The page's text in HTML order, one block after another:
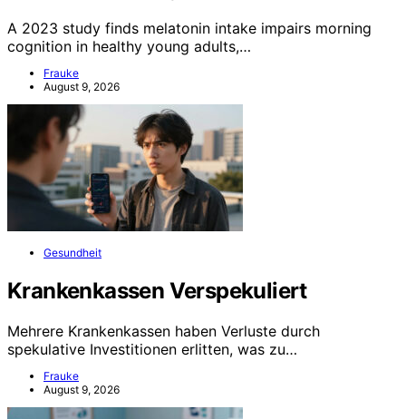
A 2023 study finds melatonin intake impairs morning
cognition in healthy young adults,…
Frauke
August 9, 2026
Gesundheit
Krankenkassen Verspekuliert
Mehrere Krankenkassen haben Verluste durch
spekulative Investitionen erlitten, was zu…
Frauke
August 9, 2026